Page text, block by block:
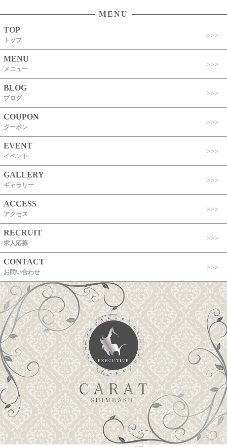
MENU
TOP
トップ
MENU
メニュー
BLOG
ブログ
COUPON
クーポン
EVENT
イベント
GALLERY
ギャラリー
ACCESS
アクセス
RECRUIT
求人応募
CONTACT
お問い合わせ